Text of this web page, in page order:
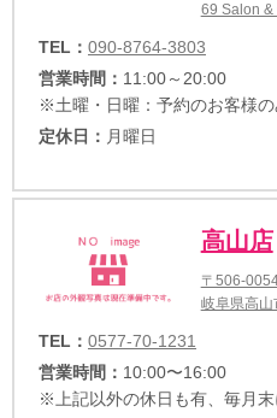
69 Salon &
TEL： 090-8764-3803
営業時間： 11:00～20:00
※土曜・日曜：予約のお客様の
定休日： 月曜日
高山店
〒506-
岐阜県高
TEL： 0577-70-1231
営業時間： 10:00〜16:00
※上記以外の休日も有、毎月